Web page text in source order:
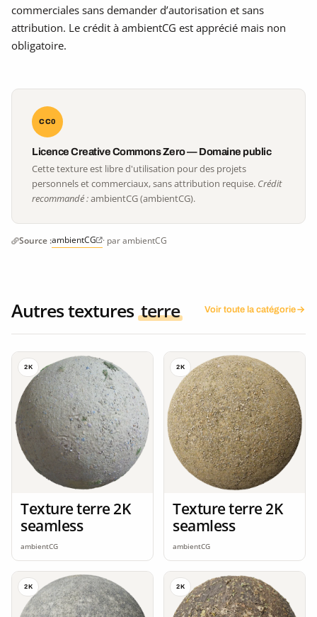
commerciales sans demander d’autorisation et sans
attribution. Le crédit à ambientCG est apprécié mais non
obligatoire.
CC0
Licence Creative Commons Zero — Domaine public
Cette texture est libre d'utilisation pour des projets
personnels et commerciaux, sans attribution requise. Crédit
recommandé :ambientCG (ambientCG).
Source :ambientCG · par ambientCG
Autres textures terre Voir toute la catégorie
2K
Texture terre 2K
seamless
ambientCG
2K
Texture terre 2K
seamless
ambientCG
2K 2K